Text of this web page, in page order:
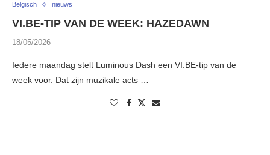
Belgisch nieuws
VI.BE-TIP VAN DE WEEK: HAZEDAWN
18/05/2026
Iedere maandag stelt Luminous Dash een VI.BE-tip van de
week voor. Dat zijn muzikale acts …